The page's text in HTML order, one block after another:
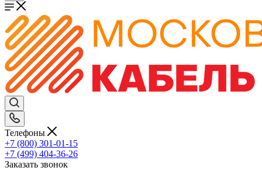
Телефоны
+7 (800) 301-01-15
+7 (499) 404-36-26
Заказать звонок